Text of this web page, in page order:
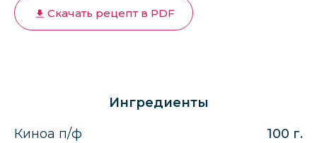
Скачать рецепт в PDF
Ингредиенты
Киноа п/ф
100 г.